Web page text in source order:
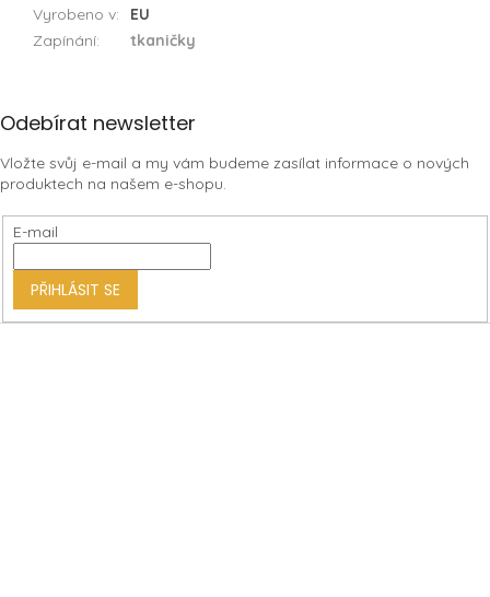
Vyrobeno v:
EU
Zapínání: tkaničky
Z
p
a
t
Odebírat newsletter
Vložte svůj e-mail a my vám budeme zasílat informace o nových
produktech na našem e-shopu.
E-mail
PŘIHLÁSIT SE